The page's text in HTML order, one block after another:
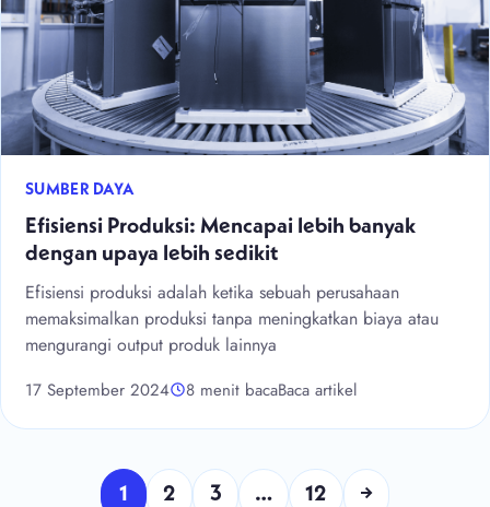
SUMBER DAYA
Efisiensi Produksi: Mencapai lebih banyak
dengan upaya lebih sedikit
Efisiensi produksi adalah ketika sebuah perusahaan
memaksimalkan produksi tanpa meningkatkan biaya atau
mengurangi output produk lainnya
17 September 2024 8 menit bacaBaca artikel
1 2 3 … 12 →